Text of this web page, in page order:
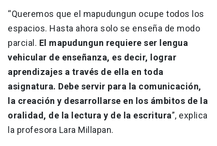
“Queremos que el mapudungun ocupe todos los
espacios. Hasta ahora solo se enseña de modo
parcial. El mapudungun requiere ser lengua
vehicular de enseñanza, es decir, lograr
aprendizajes a través de ella en toda
asignatura. Debe servir para la comunicación,
la creación y desarrollarse en los ámbitos de la
oralidad, de la lectura y de la escritura”, explica
la profesora Lara Millapan.